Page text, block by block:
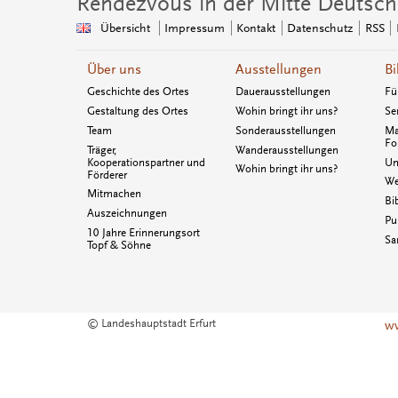
Übersicht Impressum Kontakt Datenschutz RSS
Über uns
Geschichte des Ortes
Gestaltung des Ortes
Team
Träger,
Kooperationspartner und
Förderer
Mitmachen
Auszeichnungen
10 Jahre Erinnerungsort
Topf & Söhne
Ausstellungen
Dauerausstellungen
Wohin bringt ihr uns?
Sonderausstellungen
Wanderausstellungen
Wohin bringt ihr uns?
© Landeshauptstadt Erfurt